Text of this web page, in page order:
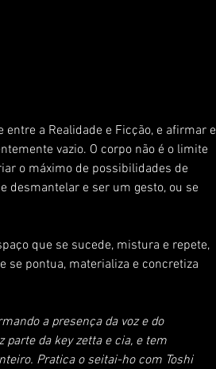
a Realidade e Ficção, e afirmar e
vazio. O corpo não é o limite
o máximo de possibilidades de
desmantelar e ser um gesto, ou se
que se sucede, mistura e repete,
se pontua, materializa e concretiza
a presença da voz e do
da key zetta e cia, e tem
Pratica o seitai-ho com Toshi